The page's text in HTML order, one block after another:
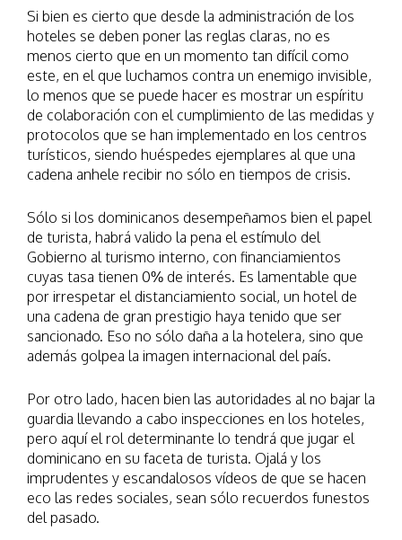
Si bien es cierto que desde la administración de los
hoteles se deben poner las reglas claras, no es
menos cierto que en un momento tan difícil como
este, en el que luchamos contra un enemigo invisible,
lo menos que se puede hacer es mostrar un espíritu
de colaboración con el cumplimiento de las medidas y
protocolos que se han implementado en los centros
turísticos, siendo huéspedes ejemplares al que una
cadena anhele recibir no sólo en tiempos de crisis.
Sólo si los dominicanos desempeñamos bien el papel
de turista, habrá valido la pena el estímulo del
Gobierno al turismo interno, con financiamientos
cuyas tasa tienen 0% de interés. Es lamentable que
por irrespetar el distanciamiento social, un hotel de
una cadena de gran prestigio haya tenido que ser
sancionado. Eso no sólo daña a la hotelera, sino que
además golpea la imagen internacional del país.
Por otro lado, hacen bien las autoridades al no bajar la
guardia llevando a cabo inspecciones en los hoteles,
pero aquí el rol determinante lo tendrá que jugar el
dominicano en su faceta de turista. Ojalá y los
imprudentes y escandalosos vídeos de que se hacen
eco las redes sociales, sean sólo recuerdos funestos
del pasado.